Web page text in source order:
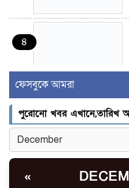
৪
৫
৬
ফেসবুকে আমরা
পুরোনো খবর এখানে,তারিখ
«